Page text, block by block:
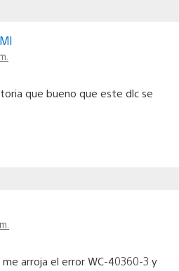
que bueno que este dlc se
arroja el error WC-40360-3 y